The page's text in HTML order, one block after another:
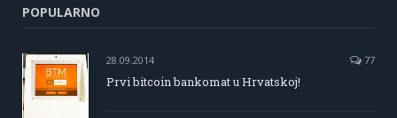
POPULARNO
28.09.2014 77
Prvi bitcoin bankomat u Hrvatskoj!